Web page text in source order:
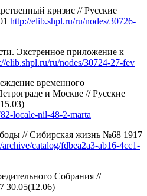
кризис // Русские
http://elib.shpl.ru/ru/nodes/30726-
Экстренное приложение к
elib.shpl.ru/ru/nodes/30724-27-fev
временного
и Москве // Русские
locale-nil-48-2-marta
// Cибирская жизнь №68 1917
catalog/fdbea2a3-ab16-4cc1-
Собрания //
30.05(12.06)